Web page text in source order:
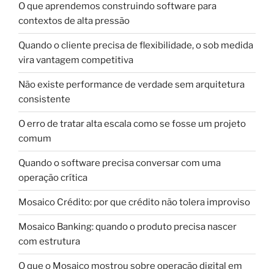
O que aprendemos construindo software para
contextos de alta pressão
Quando o cliente precisa de flexibilidade, o sob medida
vira vantagem competitiva
Não existe performance de verdade sem arquitetura
consistente
O erro de tratar alta escala como se fosse um projeto
comum
Quando o software precisa conversar com uma
operação crítica
Mosaico Crédito: por que crédito não tolera improviso
Mosaico Banking: quando o produto precisa nascer
com estrutura
O que o Mosaico mostrou sobre operação digital em